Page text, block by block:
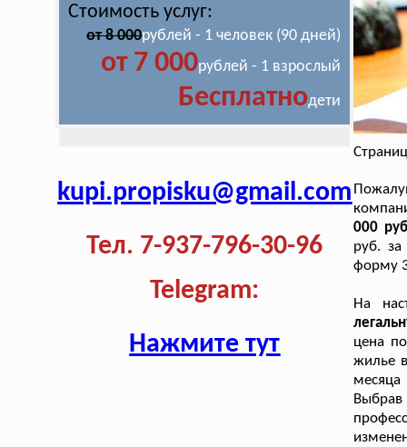
Стоимость услуг:
от 8 000рублей - 1 человек (90 дней)
от 7 000рублей - 1 взрослый
Бесплатнодети
kupi.propisku@gmail.com
Тел. 7-937-796-30-96
Telegram:
Нажмите тут
000
руб. за
форму
На
цена
жилье